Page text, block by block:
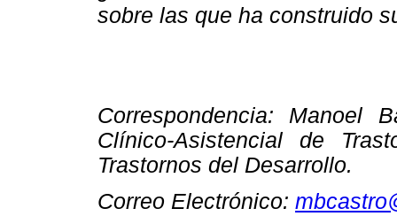
sobre las que ha construido
Correspondencia: Manoel
Clínico-Asistencial de
Trastornos del Desarrollo.
Correo Electrónico: